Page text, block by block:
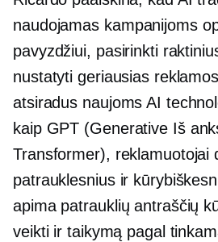
naudojamas kampanijoms
pavyzdžiui, pasirinkti
nustatyti geriausias
atsiradus naujoms AI
kaip GPT (Generative Iš
Transformer), reklamuotojai
patrauklesnius ir
apima patrauklių antraščių
veikti ir taikymą pagal